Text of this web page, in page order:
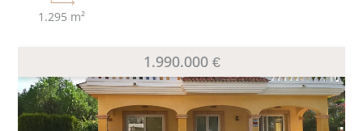
1.295 m²
1.990.000 €